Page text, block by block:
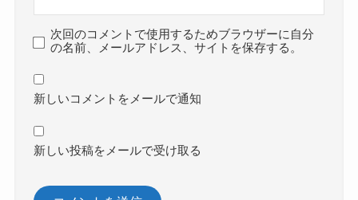
次回のコメントで使用するためブラウザーに自分
の名前、メールアドレス、サイトを保存する。
新しいコメントをメールで通知
新しい投稿をメールで受け取る